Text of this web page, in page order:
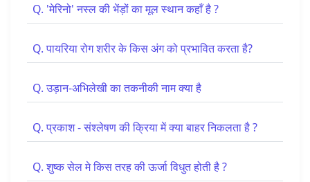
Q. 'मेरिनो' नस्ल की भेंड़ों का मूल स्थान कहाँ है ?
Q. पायरिया रोग शरीर के किस अंग को प्रभावित करता है?
Q. उड़ान-अभिलेखी का तकनीकी नाम क्या है
Q. प्रकाश - संश्लेषण की क्रिया में क्या बाहर निकलता है ?
Q. शुष्क सेल मे किस तरह की ऊर्जा विधुत होती है ?